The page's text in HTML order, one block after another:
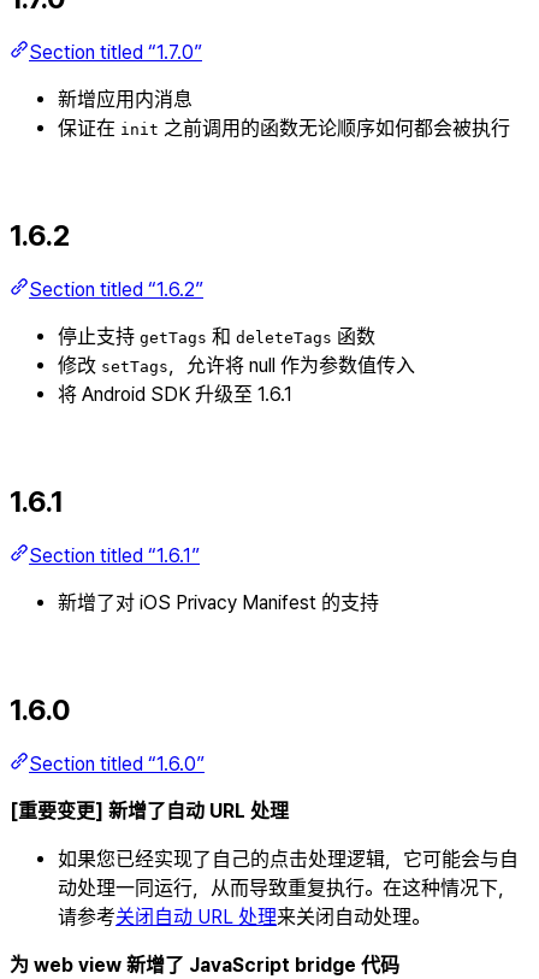
Section titled “1.7.0”
新增应用内消息
保证在 init 之前调用的函数无论顺序如何都会被执行
1.6.2
Section titled “1.6.2”
停止支持 getTags 和 deleteTags 函数
修改 setTags，允许将 null 作为参数值传入
将 Android SDK 升级至 1.6.1
1.6.1
Section titled “1.6.1”
新增了对 iOS Privacy Manifest 的支持
1.6.0
Section titled “1.6.0”
[重要变更] 新增了自动 URL 处理
如果您已经实现了自己的点击处理逻辑，它可能会与自
动处理一同运行，从而导致重复执行。在这种情况下，
请参考关闭自动 URL 处理来关闭自动处理。
为 web view 新增了 JavaScript bridge 代码